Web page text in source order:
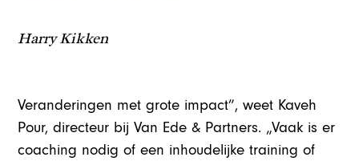
Harry Kikken
Veranderingen met grote impact”, weet Kaveh
Pour, directeur bij Van Ede & Partners. „Vaak is er
coaching nodig of een inhoudelijke training of